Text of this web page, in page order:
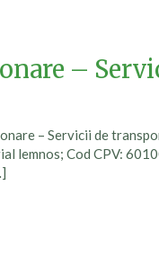
–
– Servicii de
lemnos; Cod CPV: